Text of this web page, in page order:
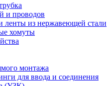
и проводов
ленты из нержавеющей стали
хомуты
монтажа
для ввода и соединения